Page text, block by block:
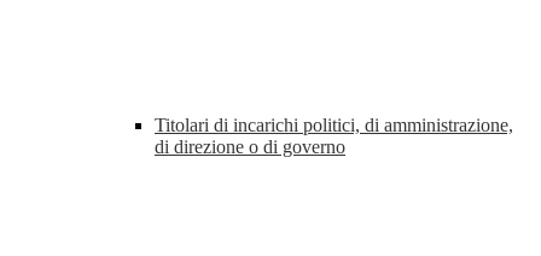
Titolari di incarichi politici, di amministrazione,
di direzione o di governo